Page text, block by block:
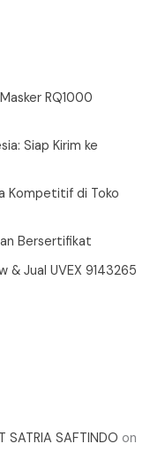
RQ1000
Siap Kirim ke
Kompetitif di Toko
Bersertifikat
& Jual UVEX 9143265
SAFTINDO on